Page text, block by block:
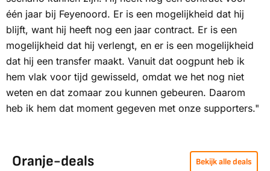
één jaar bij Feyenoord. Er is een mogelijkheid dat hij
blijft, want hij heeft nog een jaar contract. Er is een
mogelijkheid dat hij verlengt, en er is een mogelijkheid
dat hij een transfer maakt. Vanuit dat oogpunt heb ik
hem vlak voor tijd gewisseld, omdat we het nog niet
weten en dat zomaar zou kunnen gebeuren. Daarom
heb ik hem dat moment gegeven met onze supporters."
Oranje-deals Bekijk alle deals